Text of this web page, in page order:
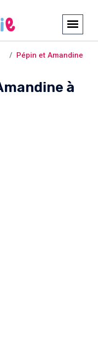
Pépin et Amandine
à